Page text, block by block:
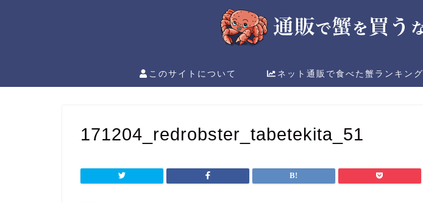
このサイトについて ネット通販で食べた蟹ランキング
171204_redrobster_tabetekita_51